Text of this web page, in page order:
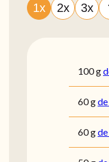
1x 2x 3x
100g
60g
60g